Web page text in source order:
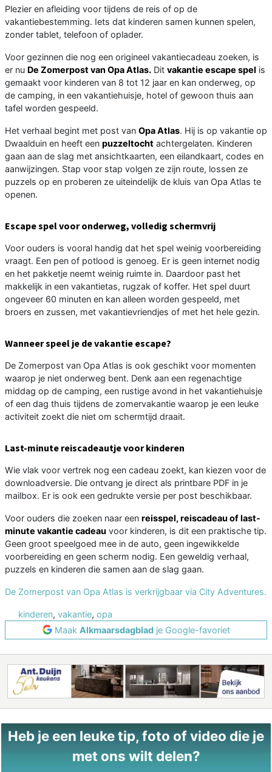
Plezier en afleiding voor tijdens de reis of op de
vakantiebestemming. Iets dat kinderen samen kunnen spelen,
zonder tablet, telefoon of oplader.
Voor gezinnen die nog een origineel vakantiecadeau zoeken, is
er nu De Zomerpost van Opa Atlas. Dit vakantie escape spel is
gemaakt voor kinderen van 8 tot 12 jaar en kan onderweg, op
de camping, in een vakantiehuisje, hotel of gewoon thuis aan
tafel worden gespeeld.
Het verhaal begint met post van Opa Atlas. Hij is op vakantie op
Dwaalduin en heeft een puzzeltocht achtergelaten. Kinderen
gaan aan de slag met ansichtkaarten, een eilandkaart, codes en
aanwijzingen. Stap voor stap volgen ze zijn route, lossen ze
puzzels op en proberen ze uiteindelijk de kluis van Opa Atlas te
openen.
Escape spel voor onderweg, volledig schermvrij
Voor ouders is vooral handig dat het spel weinig voorbereiding
vraagt. Een pen of potlood is genoeg. Er is geen internet nodig
en het pakketje neemt weinig ruimte in. Daardoor past het
makkelijk in een vakantietas, rugzak of koffer. Het spel duurt
ongeveer 60 minuten en kan alleen worden gespeeld, met
broers en zussen, met vakantievriendjes of met het hele gezin.
Wanneer speel je de vakantie escape?
De Zomerpost van Opa Atlas is ook geschikt voor momenten
waarop je niet onderweg bent. Denk aan een regenachtige
middag op de camping, een rustige avond in het vakantiehuisje
of een dag thuis tijdens de zomervakantie waarop je een leuke
activiteit zoekt die niet om schermtijd draait.
Last-minute reiscadeautje voor kinderen
Wie vlak voor vertrek nog een cadeau zoekt, kan kiezen voor de
downloadversie. Die ontvang je direct als printbare PDF in je
mailbox. Er is ook een gedrukte versie per post beschikbaar.
Voor ouders die zoeken naar een reisspel, reiscadeau of last-
minute vakantie cadeau voor kinderen, is dit een praktische tip.
Geen groot speelgoed mee in de auto, geen ingewikkelde
voorbereiding en geen scherm nodig. Een geweldig verhaal,
puzzels en kinderen die samen aan de slag gaan.
De Zomerpost van Opa Atlas is verkrijgbaar via City Adventures.
kinderen, vakantie, opa
Maak Alkmaarsdagbladje Google-favoriet
Heb je een leuke tip, foto of video die je
met ons wilt delen?